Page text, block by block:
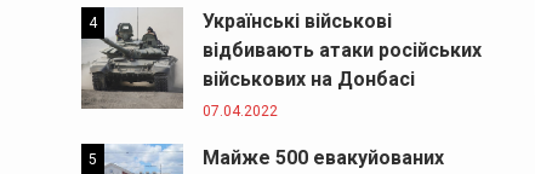
4
Українські військові
відбивають атаки російських
військових на Донбасі
07.04.2022
5
Майже 500 евакуйованих